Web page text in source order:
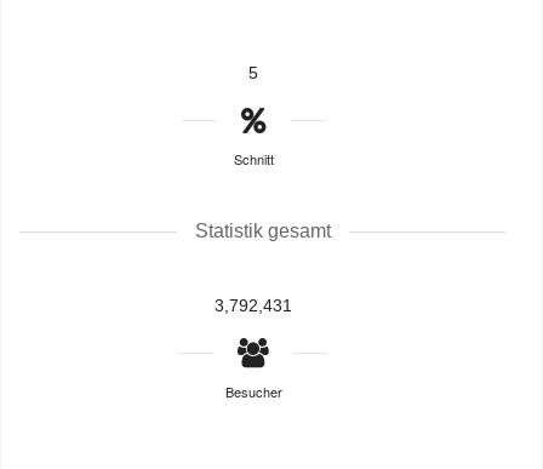
5
Schnitt
Statistik gesamt
3,792,431
Besucher